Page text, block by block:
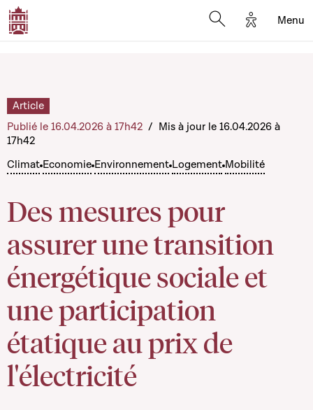
Options
Menu
Climat Economie Environnement Logement Mobilité
Des mesures pour
assurer une transition
énergétique sociale et
une participation
étatique au prix de
l'électricité
Article
Publié le 16.04.2026 à 17h42 / Mis à jour le 16.04.2026 à
17h42